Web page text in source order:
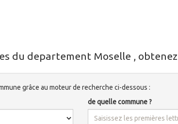
du departement Moselle ,
grâce au moteur de recherche ci-dessous :
de quelle commune ?